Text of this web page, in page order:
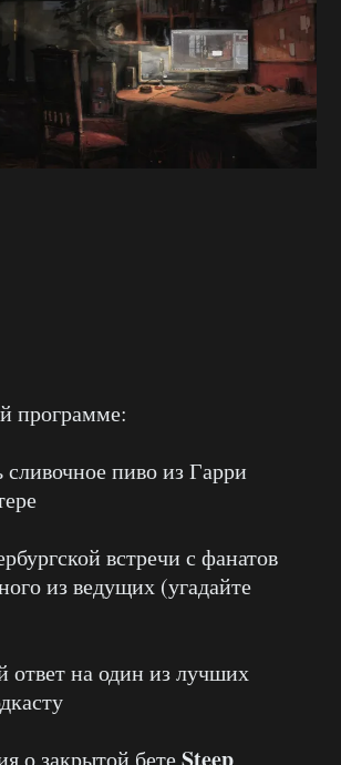
программе:
пиво из Гарри
встречи с фанатов
из ведущих (угадайте
на один из лучших